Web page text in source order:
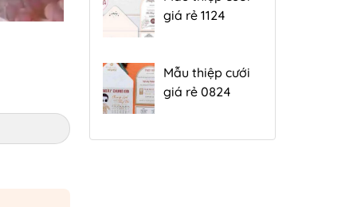
giá rẻ 1124
Mẫu thiệp cưới
giá rẻ 0824